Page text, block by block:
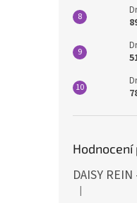
Hodnocení
|